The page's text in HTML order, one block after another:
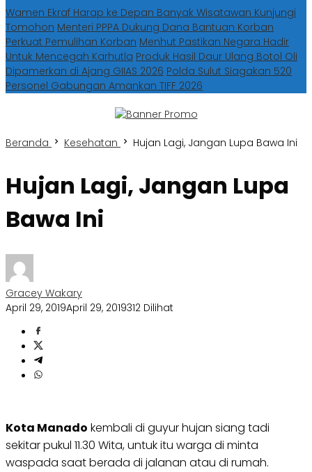
Wamen Ekraf Harap ke Depan Banyak Wisatawan Kunjungi
Tomohon Menteri PPPA Dukung Dana Bantuan Korban
Perkuat Pemulihan Korban Menhut Pastikan Negara Hadir
Untuk Mencegah Karhutla Produk Hasil Daur Ulang Botol Oli
Dipamerkan di Ajang GIIAS 2026 Polda Sulut Siagakan 520
Personel Gabungan Amankan TIFF 2026
Beranda Kesehatan Hujan Lagi, Jangan Lupa Bawa Ini
Hujan Lagi, Jangan Lupa
Bawa Ini
Gracey Wakary
April 29, 2019April 29, 2019312 Dilihat
Kota Manado kembali di guyur hujan siang tadi
sekitar pukul 11.30 Wita, untuk itu warga di minta
waspada saat berada di jalanan atau di rumah.